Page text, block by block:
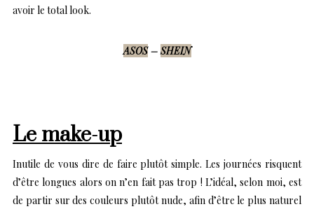
avoir le total look.
ASOS–SHEIN
Le make-up
Inutile de vous dire de faire plutôt simple. Les journées risquent
d’être longues alors on n’en fait pas trop ! L’idéal, selon moi, est
de partir sur des couleurs plutôt nude, afin d’être le plus naturel